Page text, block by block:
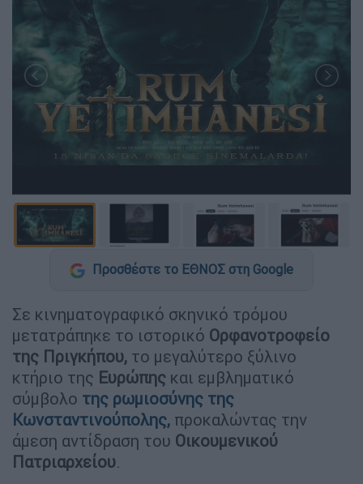
Προσθέστε το ΕΘΝΟΣ στη Google
Σε κινηματογραφικό σκηνικό τρόμου
μετατράπηκε το ιστορικό Ορφανοτροφείο
της Πριγκήπου, το μεγαλύτερο ξύλινο
κτήριο της Ευρώπης και εμβληματικό
σύμβολο της ρωμιοσύνης της
Κωνσταντινούπολης, προκαλώντας την
άμεση αντίδραση του Οικουμενικού
Πατριαρχείου.